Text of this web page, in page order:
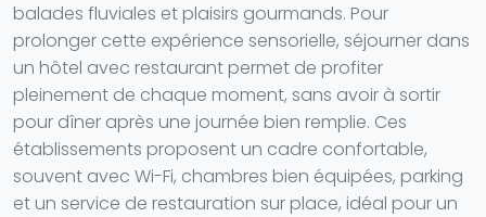
balades fluviales et plaisirs gourmands. Pour
prolonger cette expérience sensorielle, séjourner dans
un hôtel avec restaurant permet de profiter
pleinement de chaque moment, sans avoir à sortir
pour dîner après une journée bien remplie. Ces
établissements proposent un cadre confortable,
souvent avec Wi-Fi, chambres bien équipées, parking
et un service de restauration sur place, idéal pour un